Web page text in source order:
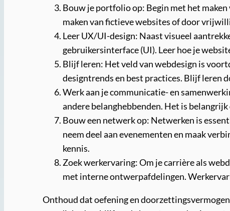
Bouw je portfolio op: Begin met het
maken van fictieve websites of door
Leer UX/UI-design: Naast visueel
gebruikersinterface (UI). Leer hoe je
Blijf leren: Het veld van webdesign is
designtrends en best practices. Blijf leren
Werk aan je communicatie- en
andere belanghebbenden. Het is
Bouw een netwerk op: Netwerken is
neem deel aan evenementen en maak
kennis.
Zoek werkervaring: Om je carrière als
met interne ontwerpafdelingen.
Onthoud dat oefening en